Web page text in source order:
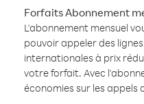
Forfaits Abonnement
L'abonnement mensuel
pouvoir appeler des
internationales à prix
votre forfait. Avec
économies sur les appels